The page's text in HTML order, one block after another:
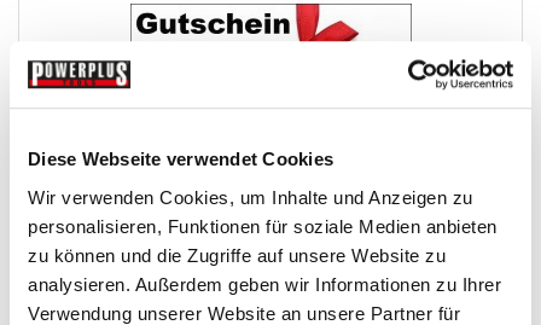
Diese Webseite verwendet Cookies
Wir verwenden Cookies, um Inhalte und Anzeigen zu
personalisieren, Funktionen für soziale Medien anbieten
zu können und die Zugriffe auf unsere Website zu
analysieren. Außerdem geben wir Informationen zu Ihrer
Verwendung unserer Website an unsere Partner für
Geschenkgutschein 500 EUR
Gutschein